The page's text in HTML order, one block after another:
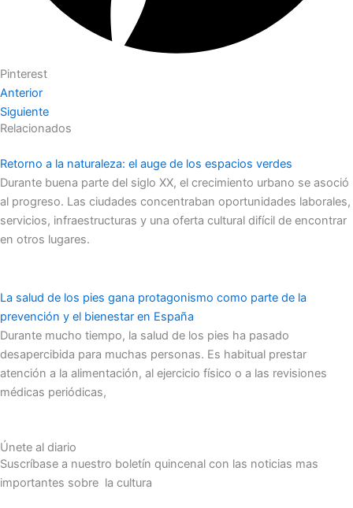
Pinterest
Anterior
Siguiente
Relacionados
Retorno a la naturaleza: el auge de los espacios verdes
Durante buena parte del siglo XX, el crecimiento urbano se asoció
al progreso. Las ciudades concentraban oportunidades laborales,
servicios, infraestructuras y una oferta cultural difícil de encontrar
en otros lugares.
La salud de los pies gana protagonismo como parte de la
prevención y el bienestar en España
Durante mucho tiempo, la salud de los pies ha pasado
desapercibida para muchas personas. Es habitual prestar
atención a la alimentación, al ejercicio físico o a las revisiones
médicas periódicas,
Únete al diario
Suscríbase a nuestro boletín quincenal con las noticias mas
importantes sobre la cultura